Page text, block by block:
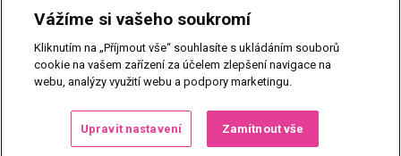
převzetí, šíření či dalšího zpřístupňování článků a fotografií je bez
písemného souhlasu PEAK NEWS MEDIA, s.r.o. zakázáno.
Vážíme si vašeho soukromí
Kliknutím na „Příjmout vše“ souhlasíte s ukládáním souborů
cookie na vašem zařízení za účelem zlepšení navigace na
webu, analýzy využití webu a podpory marketingu.
Upravit nastavení Zamítnout vše